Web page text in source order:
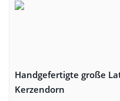
Handgefertigte große
Kerzendorn